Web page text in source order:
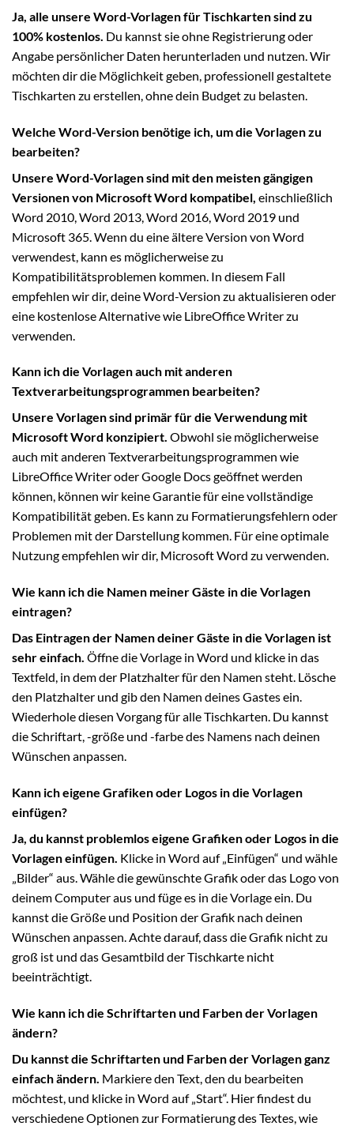
Ja, alle unsere Word-Vorlagen für Tischkarten sind zu
100% kostenlos. Du kannst sie ohne Registrierung oder
Angabe persönlicher Daten herunterladen und nutzen. Wir
möchten dir die Möglichkeit geben, professionell gestaltete
Tischkarten zu erstellen, ohne dein Budget zu belasten.
Welche Word-Version benötige ich, um die Vorlagen zu
bearbeiten?
Unsere Word-Vorlagen sind mit den meisten gängigen
Versionen von Microsoft Word kompatibel, einschließlich
Word 2010, Word 2013, Word 2016, Word 2019 und
Microsoft 365. Wenn du eine ältere Version von Word
verwendest, kann es möglicherweise zu
Kompatibilitätsproblemen kommen. In diesem Fall
empfehlen wir dir, deine Word-Version zu aktualisieren oder
eine kostenlose Alternative wie LibreOffice Writer zu
verwenden.
Kann ich die Vorlagen auch mit anderen
Textverarbeitungsprogrammen bearbeiten?
Unsere Vorlagen sind primär für die Verwendung mit
Microsoft Word konzipiert. Obwohl sie möglicherweise
auch mit anderen Textverarbeitungsprogrammen wie
LibreOffice Writer oder Google Docs geöffnet werden
können, können wir keine Garantie für eine vollständige
Kompatibilität geben. Es kann zu Formatierungsfehlern oder
Problemen mit der Darstellung kommen. Für eine optimale
Nutzung empfehlen wir dir, Microsoft Word zu verwenden.
Wie kann ich die Namen meiner Gäste in die Vorlagen
eintragen?
Das Eintragen der Namen deiner Gäste in die Vorlagen ist
sehr einfach. Öffne die Vorlage in Word und klicke in das
Textfeld, in dem der Platzhalter für den Namen steht. Lösche
den Platzhalter und gib den Namen deines Gastes ein.
Wiederhole diesen Vorgang für alle Tischkarten. Du kannst
die Schriftart, -größe und -farbe des Namens nach deinen
Wünschen anpassen.
Kann ich eigene Grafiken oder Logos in die Vorlagen
einfügen?
Ja, du kannst problemlos eigene Grafiken oder Logos in die
Vorlagen einfügen. Klicke in Word auf „Einfügen“ und wähle
„Bilder“ aus. Wähle die gewünschte Grafik oder das Logo von
deinem Computer aus und füge es in die Vorlage ein. Du
kannst die Größe und Position der Grafik nach deinen
Wünschen anpassen. Achte darauf, dass die Grafik nicht zu
groß ist und das Gesamtbild der Tischkarte nicht
beeinträchtigt.
Wie kann ich die Schriftarten und Farben der Vorlagen
ändern?
Du kannst die Schriftarten und Farben der Vorlagen ganz
einfach ändern. Markiere den Text, den du bearbeiten
möchtest, und klicke in Word auf „Start“. Hier findest du
verschiedene Optionen zur Formatierung des Textes, wie